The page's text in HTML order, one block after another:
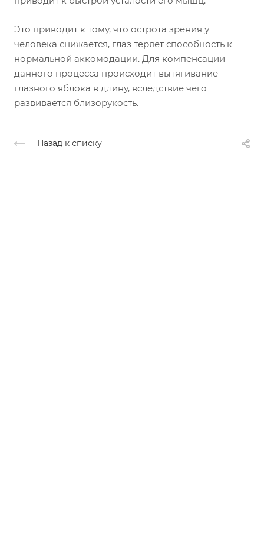
Это приводит к тому, что острота зрения у
человека снижается, глаз теряет способность к
нормальной аккомодации. Для компенсации
данного процесса происходит вытягивание
глазного яблока в длину, вследствие чего
развивается близорукость.
Назад к списку